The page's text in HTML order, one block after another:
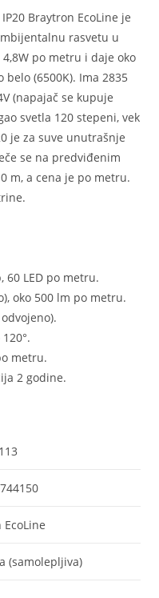
Braytron EcoLine je
rasvetu u
po metru i daje oko
(6500K). Ima 2835
(napajač se kupuje
svetla 120 stepeni, vek
je za suve unutrašnje
se na predviđenim
m, a cena je po metru.
60 LED po metru.
oko 500 lm po metru.
metru.
2 godine.
(samolepljiva)